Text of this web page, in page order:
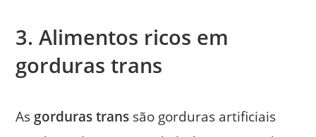
3. Alimentos ricos em
gorduras trans
Asgorduras trans são gorduras artificiais